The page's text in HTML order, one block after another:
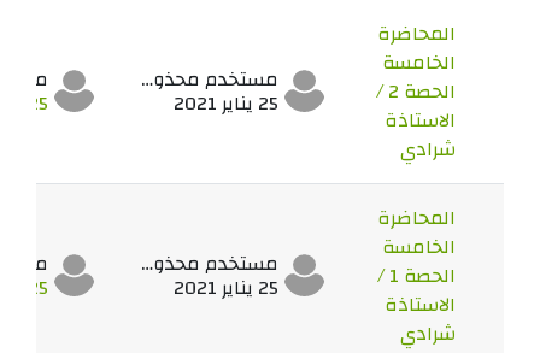
المحاضرة
الخامسة
الحصة 2 /
الاستاذة
شرادي
مستخدم محذوف
25 يناير 2021 25 يناير 2021
المحاضرة
الخامسة
الحصة 1 /
الاستاذة
شرادي
مستخدم محذوف
25 يناير 2021 25 يناير 2021